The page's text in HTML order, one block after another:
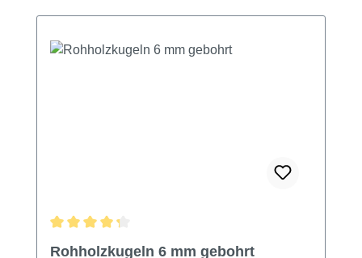
Rohholzkugeln 6 mm gebohrt